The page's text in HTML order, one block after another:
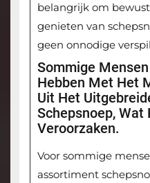
belangrijk om
genieten van
geen onnodige
Sommige
Hebben Met Het
Uit Het
Schepsnoep, Wat
Veroorzaken.
Voor sommige
assortiment